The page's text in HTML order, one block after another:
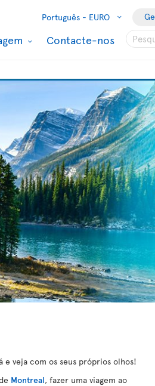
Português - EURO
Contacte-nos
e veja com os seus próprios olhos!
Montreal, fazer uma viagem ao